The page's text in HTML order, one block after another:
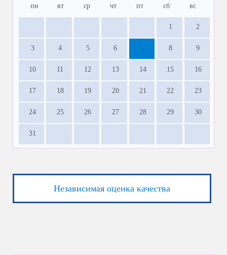
пн вт ср чт пт сб вс
1 2
3 4 5 6 7 8 9
10 11 12 13 14 15 16
17 18 19 20 21 22 23
24 25 26 27 28 29 30
31
Независимая оценка качества